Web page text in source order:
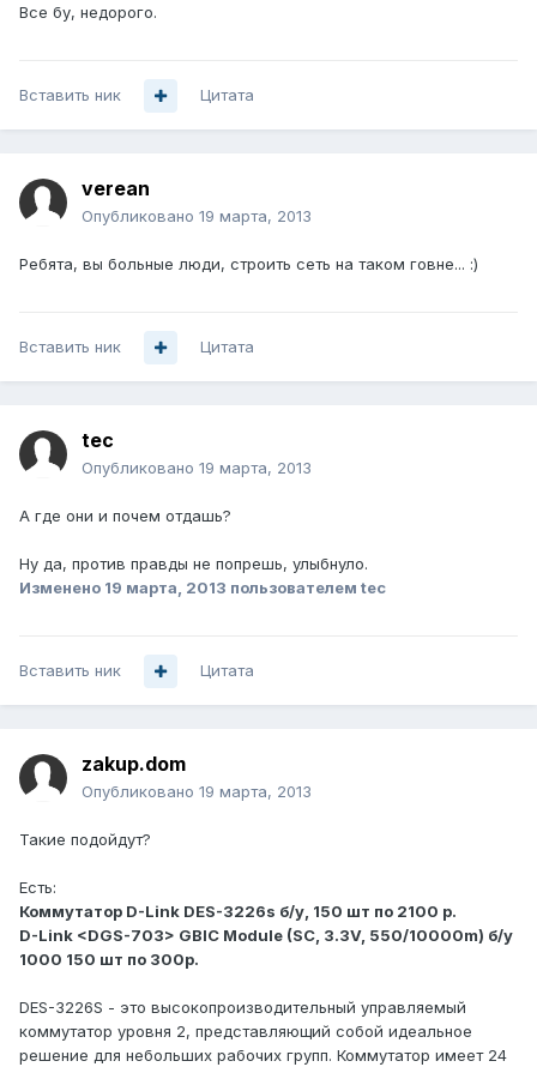
Все бу, недорого.
Вставить ник Цитата
verean
Опубликовано 19 марта, 2013
Ребята, вы больные люди, строить сеть на таком говне... :)
Вставить ник Цитата
tec
Опубликовано 19 марта, 2013
А где они и почем отдашь?
Ну да, против правды не попрешь, улыбнуло.
Изменено 19 марта, 2013 пользователем tec
Вставить ник Цитата
zakup.dom
Опубликовано 19 марта, 2013
Такие подойдут?
Есть:
Коммутатор D-Link DES-3226s б/у, 150 шт по 2100 р.
D-Link <DGS-703> GBIC Module (SC, 3.3V, 550/10000m) б/у
1000 150 шт по 300р.
DES-3226S - это высокопроизводительный управляемый
коммутатор уровня 2, представляющий собой идеальное
решение для небольших рабочих групп. Коммутатор имеет 24